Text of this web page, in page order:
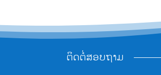
ຕິດຕໍ່ສອບຖາມ